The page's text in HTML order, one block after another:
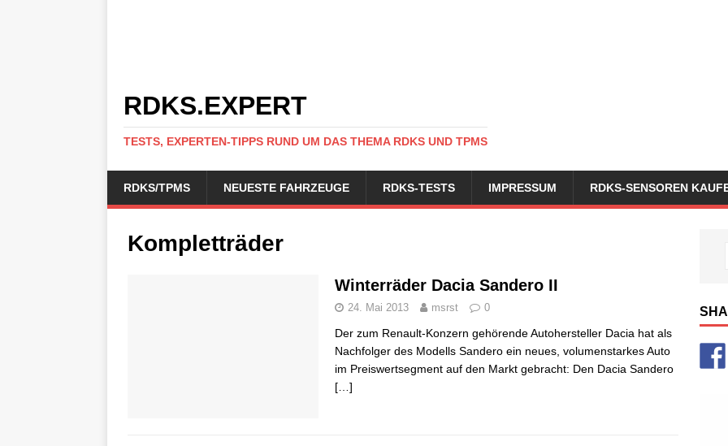
RDKS.EXPERT
TESTS, EXPERTEN-TIPPS RUND UM DAS THEMA RDKS UND TPMS
RDKS/TPMS NEUESTE FAHRZEUGE RDKS-TESTS IMPRESSUM RDKS-SENSOREN
Kompletträder
Winterräder Dacia Sandero II
24. Mai 2013 msrst 0
Der zum Renault-Konzern gehörende Autohersteller Dacia hat als
Nachfolger des Modells Sandero ein neues, volumenstarkes Auto
im Preiswertsegment auf den Markt gebracht: Den Dacia Sandero
[…]